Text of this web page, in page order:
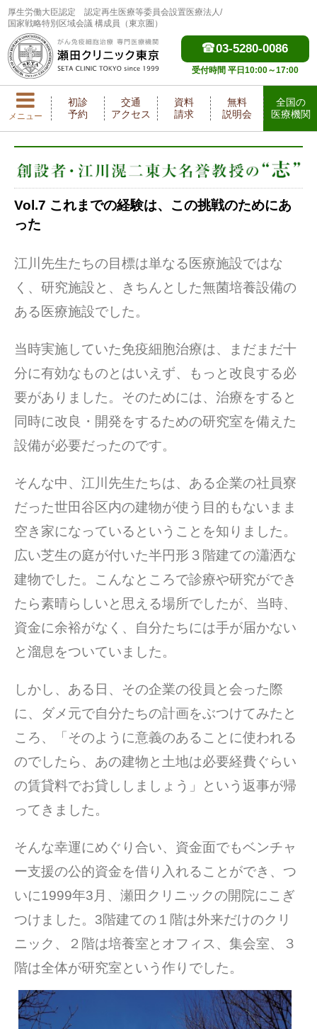
厚生労働大臣認定
認定再生医療等委員会設置医療法人/
国家戦略特別区域会議 構成員（東京圏）
03-5280-0086
受付時間 平日10:00～17:00
メニュー
初診
予約
交通
アクセス
資料
請求
無料
説明会
全国の
医療機関
Vol.7 これまでの経験は、この挑戦のためにあ
った
江川先生たちの目標は単なる医療施設ではな
く、研究施設と、きちんとした無菌培養設備の
ある医療施設でした。
当時実施していた免疫細胞治療は、まだまだ十
分に有効なものとはいえず、もっと改良する必
要がありました。そのためには、治療をすると
同時に改良・開発をするための研究室を備えた
設備が必要だったのです。
そんな中、江川先生たちは、ある企業の社員寮
だった世田谷区内の建物が使う目的もないまま
空き家になっているということを知りました。
広い芝生の庭が付いた半円形３階建ての瀟洒な
建物でした。こんなところで診療や研究ができ
たら素晴らしいと思える場所でしたが、当時、
資金に余裕がなく、自分たちには手が届かない
と溜息をついていました。
しかし、ある日、その企業の役員と会った際
に、ダメ元で自分たちの計画をぶつけてみたと
ころ、「そのように意義のあることに使われる
のでしたら、あの建物と土地は必要経費ぐらい
の賃貸料でお貸ししましょう」という返事が帰
ってきました。
そんな幸運にめぐり合い、資金面でもベンチャ
ー支援の公的資金を借り入れることができ、つ
いに1999年3月、瀬田クリニックの開院にこぎ
つけました。3階建ての１階は外来だけのクリ
ニック、２階は培養室とオフィス、集会室、３
階は全体が研究室という作りでした。